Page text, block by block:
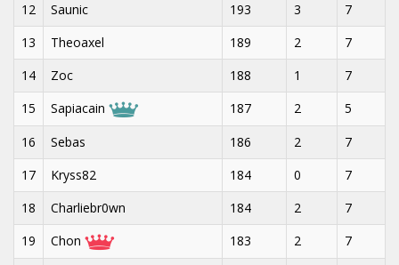
12
Saunic 193 3
7
13
Theoaxel 189 2
7
14
Zoc 188 1
7
15
Sapiacain 187 2
5
16
Sebas 186 2
7
17
Kryss82 184 0
7
18
Charliebr0wn 184 2
7
19
Chon 183 2
7